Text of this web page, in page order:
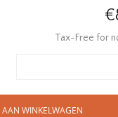
Tax-Free for
WINKELWAGEN